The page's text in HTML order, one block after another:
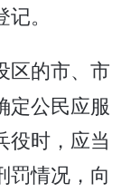
。
区的市、市
定公民应服
役时，应当
罚情况，向